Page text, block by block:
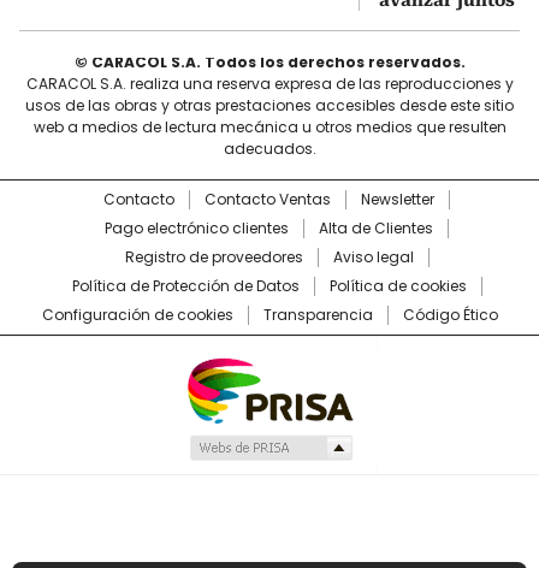
© CARACOL S.A. Todos los derechos reservados.
CARACOL S.A. realiza una reserva expresa de las reproducciones y
usos de las obras y otras prestaciones accesibles desde este sitio
web a medios de lectura mecánica u otros medios que resulten
adecuados.
Contacto Contacto Ventas
Newsletter
Pago electrónico clientes
Alta de Clientes
Registro de proveedores
Aviso legal
Política de Protección de Datos
Política de cookies
Configuración de cookies
Transparencia Código Ético